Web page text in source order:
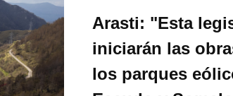
Arasti: "Esta
iniciarán las
los parques